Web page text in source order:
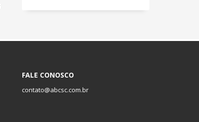
FALE CONOSCO
contato@abcsc.com.br